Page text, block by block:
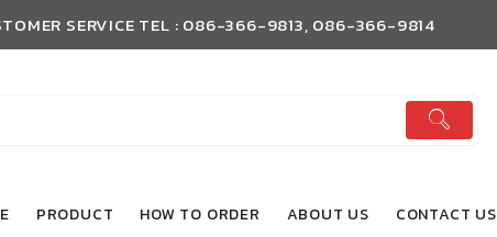
SERVICE TEL : 086-366-9813, 086-366-9814
PRODUCT HOW TO ORDER ABOUT US CONTACT US